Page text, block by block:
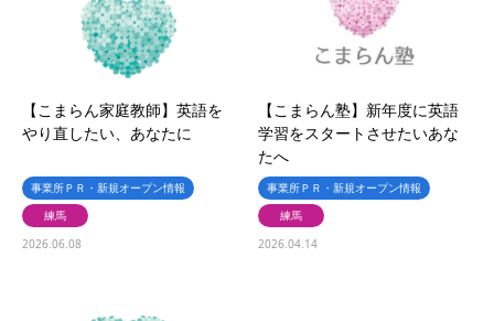
【こまらん家庭教師】英語を
やり直したい、あなたに
事業所ＰＲ・新規オープン情報
練馬
2026.06.08
【こまらん塾】新年度に英語
学習をスタートさせたいあな
たへ
事業所ＰＲ・新規オープン情報
練馬
2026.04.14